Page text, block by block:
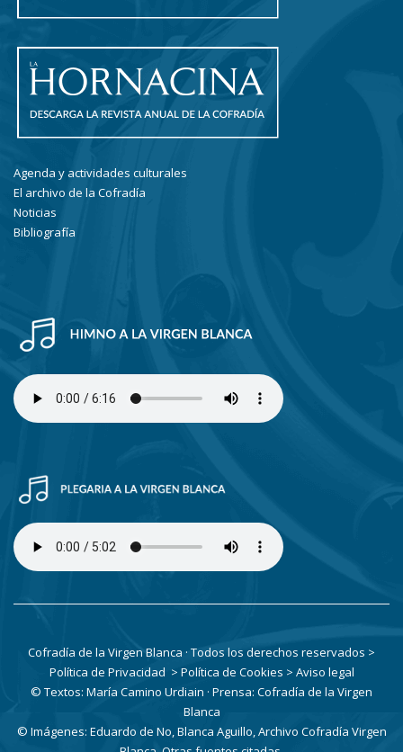
Agenda y actividades culturales
El archivo de la Cofradía
Noticias
Bibliografía
Cofradía de la Virgen Blanca · Todos los derechos reservados >
Política de Privacidad > Política de Cookies > Aviso legal
© Textos: María Camino Urdiain · Prensa: Cofradía de la Virgen
Blanca
© Imágenes: Eduardo de No, Blanca Aguillo, Archivo Cofradía Virgen